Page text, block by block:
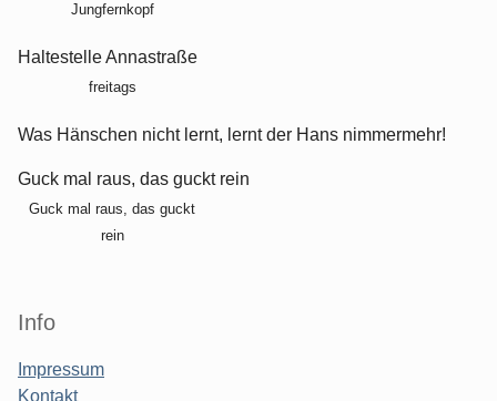
Jungfernkopf
Haltestelle Annastraße
freitags
Was Hänschen nicht lernt, lernt der Hans nimmermehr!
Guck mal raus, das guckt rein
Guck mal raus, das guckt
rein
Info
Impressum
Kontakt